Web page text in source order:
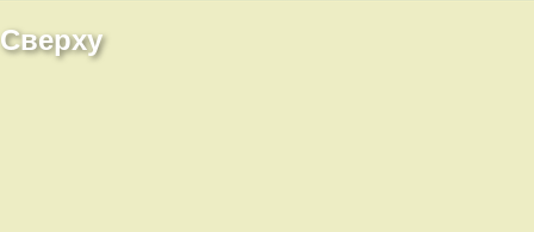
Сверху